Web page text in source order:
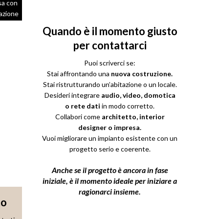
con
Quando è il momento giusto
per contattarci
Puoi scriverci se:
Stai affrontando una nuova costruzione.
Stai ristrutturando un’abitazione o un locale.
Desideri integrare audio, video, domotica
o rete dati in modo corretto.
Collabori come architetto, interior
designer o impresa.
Vuoi migliorare un impianto esistente con un
progetto serio e coerente.
Anche se il progetto è ancora in fase
iniziale, è il momento ideale per iniziare a
ragionarci insieme.